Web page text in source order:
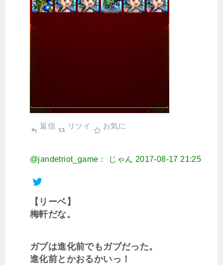
返信 リツイ お気に
@jandetriot_game： じゃん 2017-08-17 21:25
【リーベ】
梅軒だな。
ガブは進化前でもガブだった。
進化前とかおるかいっ！